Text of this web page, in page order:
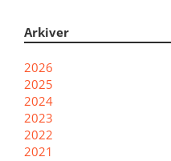
Arkiver
2026
2025
2024
2023
2022
2021